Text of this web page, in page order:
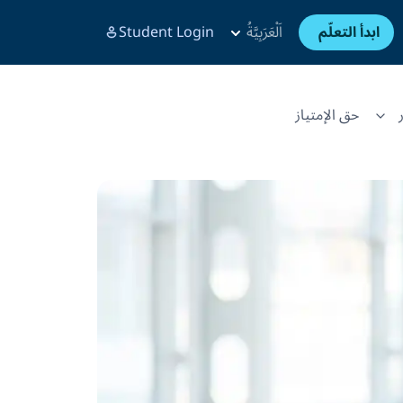
ابدأ التعلّم اَلْعَرَبِيَّةُ Student Login
حق الإمتياز